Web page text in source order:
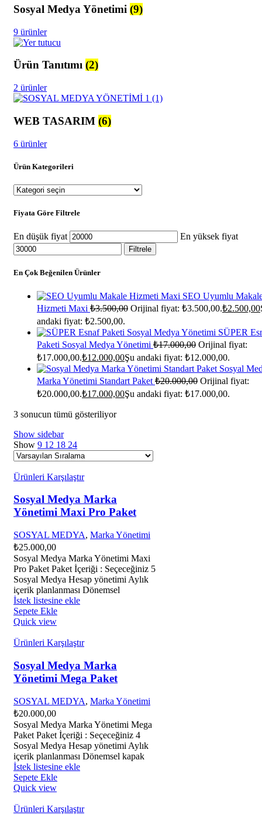
Sosyal Medya Yönetimi (9)
9 ürünler
Ürün Tanıtımı (2)
2 ürünler
WEB TASARIM (6)
6 ürünler
Ürün Kategorileri
Fiyata Göre Filtrele
En düşük fiyat En yüksek fiyat
Filtrele
En Çok Beğenilen Ürünler
SEO Uyumlu
Hizmeti Maxi ₺3.500,00 Orijinal fiyat: ₺3.500,00.₺2.500,00
andaki fiyat: ₺2.500,00.
SÜPER
Paketi Sosyal Medya Yönetimi ₺17.000,00 Orijinal fiyat:
₺17.000,00.₺12.000,00Şu andaki fiyat: ₺12.000,00.
Sosyal
Marka Yönetimi Standart Paket ₺20.000,00 Orijinal fiyat:
₺20.000,00.₺17.000,00Şu andaki fiyat: ₺17.000,00.
3 sonucun tümü gösteriliyor
Show sidebar
Show 9 12 18 24
Ürünleri Karşılaştır
Sosyal Medya Marka
Yönetimi Maxi Pro Paket
SOSYAL MEDYA, Marka Yönetimi
₺25.000,00
Sosyal Medya Marka Yönetimi Maxi
Pro Paket Paket İçeriği : Seçeceğiniz 5
Sosyal Medya Hesap yönetimi Aylık
içerik planlanması Dönemsel
İstek listesine ekle
Sepete Ekle
Quick view
Ürünleri Karşılaştır
Sosyal Medya Marka
Yönetimi Mega Paket
SOSYAL MEDYA, Marka Yönetimi
₺20.000,00
Sosyal Medya Marka Yönetimi Mega
Paket Paket İçeriği : Seçeceğiniz 4
Sosyal Medya Hesap yönetimi Aylık
içerik planlanması Dönemsel kapak
İstek listesine ekle
Sepete Ekle
Quick view
Ürünleri Karşılaştır